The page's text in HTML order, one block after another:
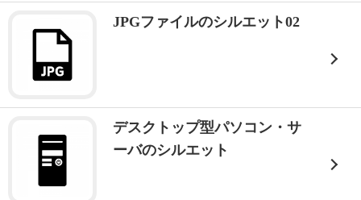
JPGファイルのシルエット02
デスクトップ型パソコン・サ
ーバのシルエット